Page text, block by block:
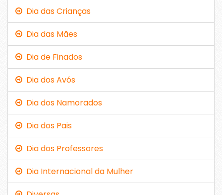
Dia das Crianças
Dia das Mães
Dia de Finados
Dia dos Avós
Dia dos Namorados
Dia dos Pais
Dia dos Professores
Dia Internacional da Mulher